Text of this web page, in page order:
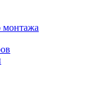
монтажа